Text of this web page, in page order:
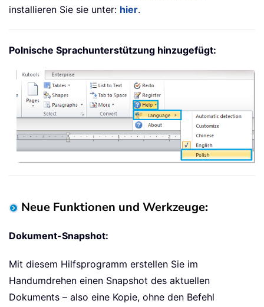
installieren Sie sie unter: hier.
Polnische Sprachunterstützung hinzugefügt:
Neue Funktionen und Werkzeuge:
Dokument-Snapshot:
Mit diesem Hilfsprogramm erstellen Sie im
Handumdrehen einen Snapshot des aktuellen
Dokuments – also eine Kopie, ohne den Befehl